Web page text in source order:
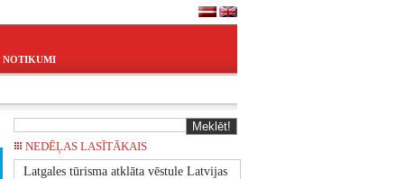
NOTIKUMI
NEDĒĻAS LASĪTĀKAIS
Latgales tūrisma atklāta vēstule Latvijas